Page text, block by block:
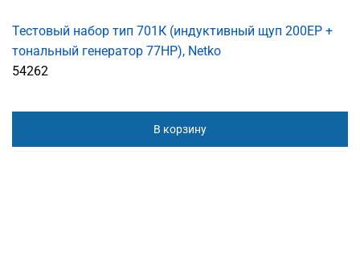
Тестовый набор тип 701К (индуктивный щуп 200ЕР +
тональный генератор 77HP), Netko
54262
В корзину